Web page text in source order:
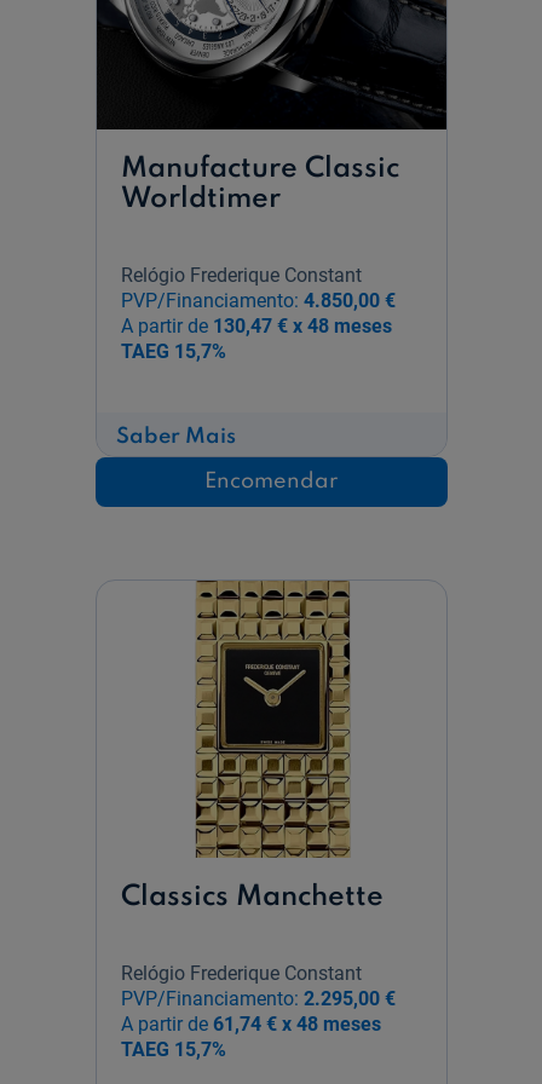
Manufacture Classic
Worldtimer
Relógio Frederique Constant
PVP/Financiamento: 4.850,00 €
A partir de 130,47 € x 48 meses
TAEG 15,7%
Saber Maissobre
Manufacture
Classic
Worldtimer
Encomendar
Classics Manchette
Relógio Frederique Constant
PVP/Financiamento: 2.295,00 €
A partir de 61,74 € x 48 meses
TAEG 15,7%